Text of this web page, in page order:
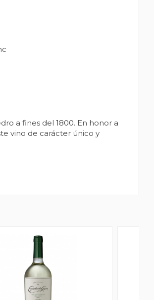
a fines del 1800. En honor a
vino de carácter único y